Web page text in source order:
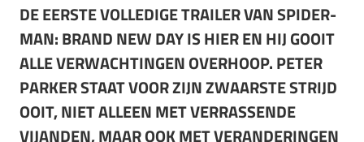
DE EERSTE VOLLEDIGE TRAILER VAN SPIDER-
MAN: BRAND NEW DAY IS HIER EN HIJ GOOIT
ALLE VERWACHTINGEN OVERHOOP. PETER
PARKER STAAT VOOR ZIJN ZWAARSTE STRIJD
OOIT, NIET ALLEEN MET VERRASSENDE
VIJANDEN, MAAR OOK MET VERANDERINGEN